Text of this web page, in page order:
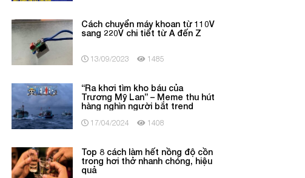
Cách chuyển máy khoan từ 110V
sang 220V chi tiết từ A đến Z
13/09/2023 1485
“Ra khơi tìm kho báu của
Trương Mỹ Lan” – Meme thu hút
hàng nghìn người bắt trend
17/04/2024 1408
Top 8 cách làm hết nồng độ cồn
trong hơi thở nhanh chóng, hiệu
quả